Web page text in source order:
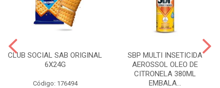
CLUB SOCIAL SAB ORIGINAL
6X24G
Código: 176494
SBP MULTI INSETICIDA
AEROSSOL OLEO DE
CITRONELA 380ML
EMBALA...